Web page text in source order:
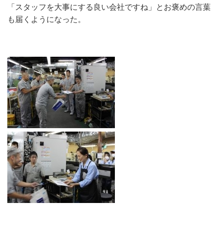
「スタッフを大事にする良い会社ですね」とお褒めの言葉
も届くようになった。